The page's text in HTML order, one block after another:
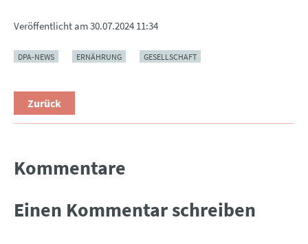
Veröffentlicht am30.07.2024 11:34
DPA-NEWS ERNÄHRUNG GESELLSCHAFT
Zurück
Kommentare
Einen Kommentar schreiben